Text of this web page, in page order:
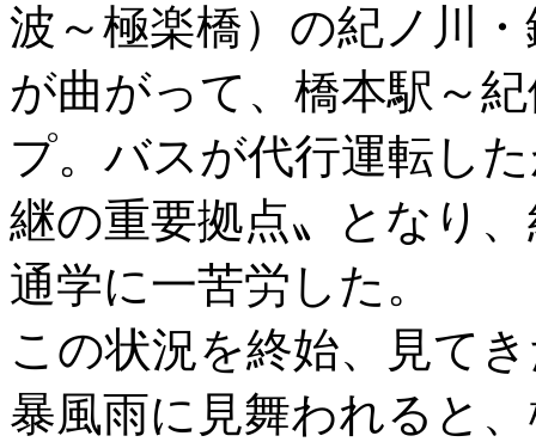
波～極楽橋）の紀ノ川
が曲がって、橋本駅～
プ。バスが代行運転し
継の重要拠点〟となり
通学に一苦労した。
この状況を終始、見て
暴風雨に見舞われると